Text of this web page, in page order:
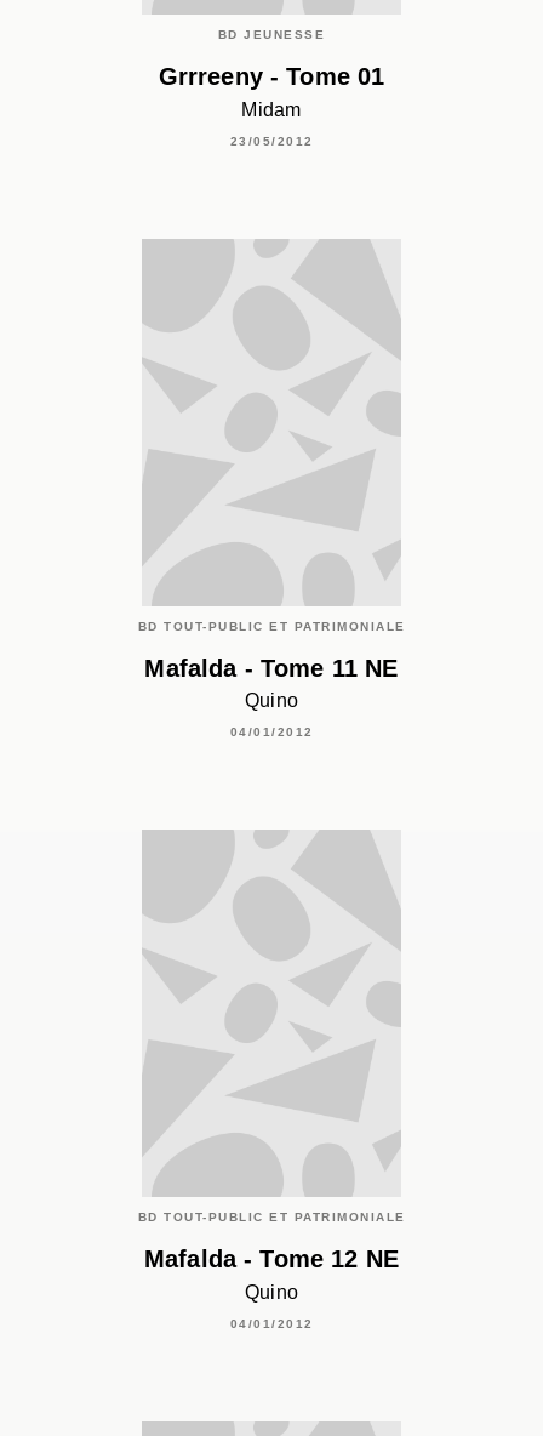
BD JEUNESSE
Grrreeny - Tome 01
Midam
23/05/2012
BD TOUT-PUBLIC ET PATRIMONIALE
Mafalda - Tome 11 NE
Quino
04/01/2012
BD TOUT-PUBLIC ET PATRIMONIALE
Mafalda - Tome 12 NE
Quino
04/01/2012